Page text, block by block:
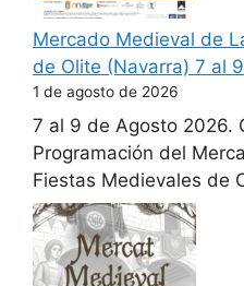
Mercado Medieval de
de Olite (Navarra) 7 al
1 de agosto de 2026
7 al 9 de Agosto 2026.
Programación del
Fiestas Medievales de